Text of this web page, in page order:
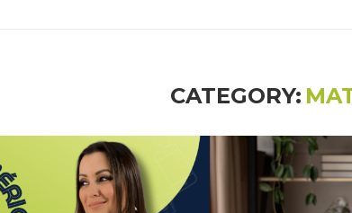
CATEGORY: